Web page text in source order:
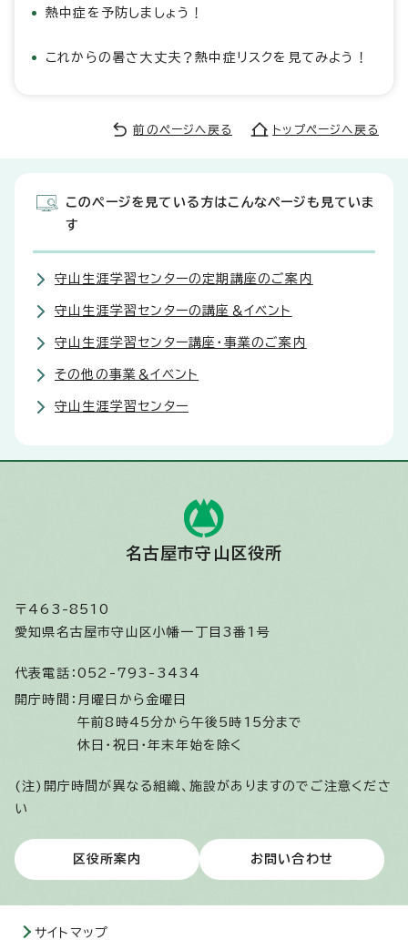
熱中症を予防しましょう！
これからの暑さ大丈夫？熱中症リスクを見てみよう！
前のページへ戻る トップページへ戻る
このページを見ている方はこんなページも見ていま
す
守山生涯学習センターの定期講座のご案内
守山生涯学習センターの講座＆イベント
守山生涯学習センター講座・事業のご案内
その他の事業＆イベント
守山生涯学習センター
名古屋市守山区役所
〒463-8510
愛知県名古屋市守山区小幡一丁目3番1号
代表電話： 052-793-3434
開庁時間： 月曜日から金曜日
午前8時45分から午後5時15分まで
休日・祝日・年末年始を除く
(注)開庁時間が異なる組織、施設がありますのでご注意くださ
い
区役所案内 お問い合わせ
サイトマップ